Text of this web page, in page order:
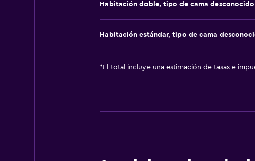
Habitación doble, tipo de cama desconocido
Habitación estándar, tipo de cama
* El total incluye una estimación de tasas e